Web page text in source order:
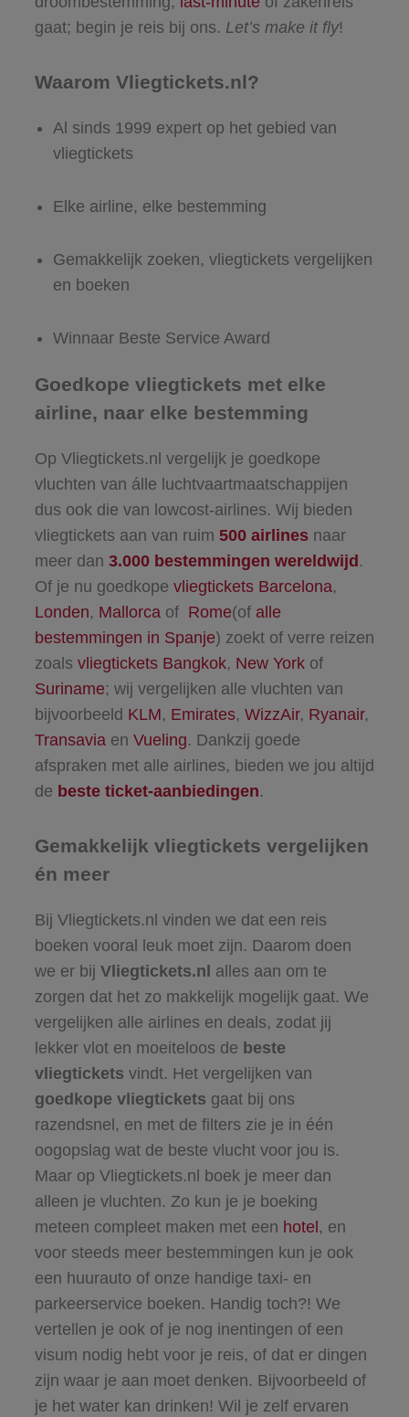
gaat; begin je reis bij ons. Let’s make it fly!
Waarom Vliegtickets.nl?
Al sinds 1999 expert op het gebied van
vliegtickets
Elke airline, elke bestemming
Gemakkelijk zoeken, vliegtickets vergelijken
en boeken
Winnaar Beste Service Award
Goedkope vliegtickets met elke
airline, naar elke bestemming
Op Vliegtickets.nl vergelijk je goedkope
vluchten van álle luchtvaartmaatschappijen
dus ook die van lowcost-airlines. Wij bieden
vliegtickets aan van ruim 500 airlines naar
meer dan 3.000 bestemmingen wereldwijd .
Of je nu goedkope vliegtickets Barcelona,
Londen, Mallorcaof Rome(of alle
bestemmingen in Spanje) zoekt of verre reizen
zoals vliegtickets Bangkok, New Yorkof
Suriname; wij vergelijken alle vluchten van
bijvoorbeeld KLM, Emirates, WizzAir, Ryanair,
Transaviaen Vueling. Dankzij goede
afspraken met alle airlines, bieden we jou altijd
de beste ticket-aanbiedingen.
Gemakkelijk vliegtickets vergelijken
én meer
Bij Vliegtickets.nl vinden we dat een reis
boeken vooral leuk moet zijn. Daarom doen
we er bij Vliegtickets.nl alles aan om te
zorgen dat het zo makkelijk mogelijk gaat. We
vergelijken alle airlines en deals, zodat jij
lekker vlot en moeiteloos de beste
vliegtickets vindt. Het vergelijken van
goedkope vliegtickets gaat bij ons
razendsnel, en met de filters zie je in één
oogopslag wat de beste vlucht voor jou is.
Maar op Vliegtickets.nl boek je meer dan
alleen je vluchten. Zo kun je je boeking
meteen compleet maken met een hotel , en
voor steeds meer bestemmingen kun je ook
een huurauto of onze handige taxi- en
parkeerservice boeken. Handig toch?! We
vertellen je ook of je nog inentingen of een
visum nodig hebt voor je reis, of dat er dingen
zijn waar je aan moet denken. Bijvoorbeeld of
je het water kan drinken! Wil je zelf ervaren